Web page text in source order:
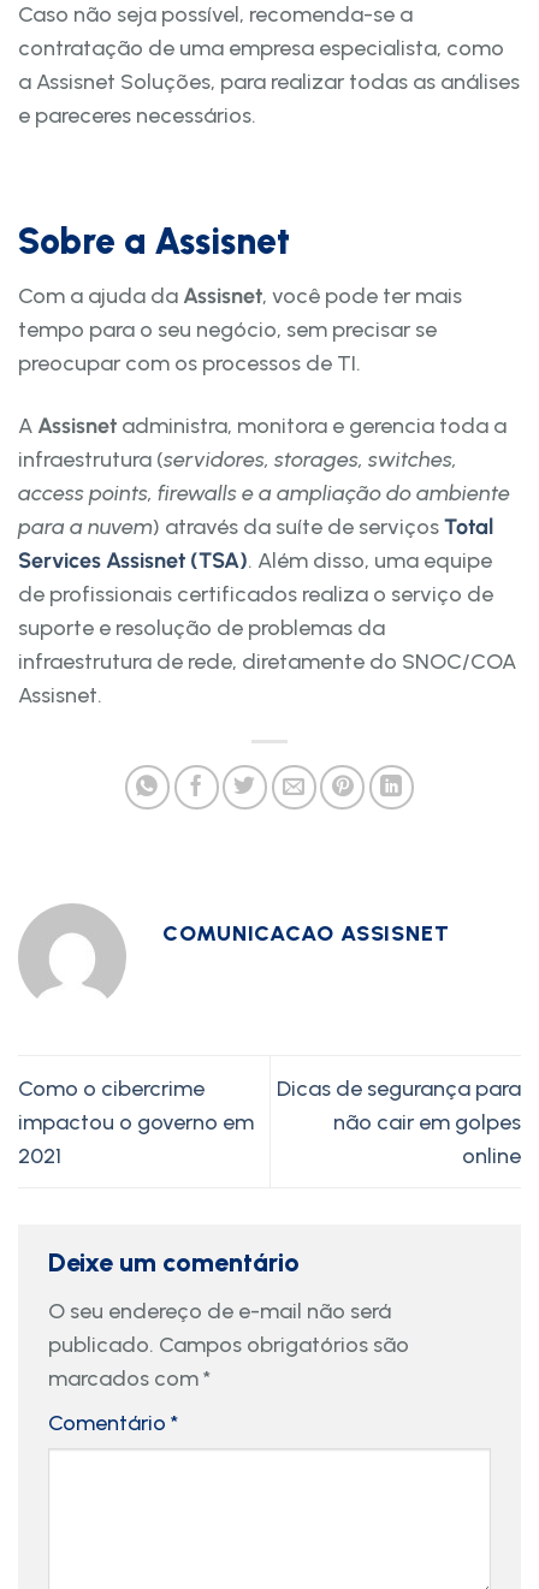
Caso não seja possível, recomenda-se a
contratação de uma empresa especialista, como
a Assisnet Soluções, para realizar todas as análises
e pareceres necessários.
Sobre a Assisnet
Com a ajuda da Assisnet, você pode ter mais
tempo para o seu negócio, sem precisar se
preocupar com os processos de TI.
A Assisnet administra, monitora e gerencia toda a
infraestrutura (servidores, storages, switches,
access points, firewalls e a ampliação do ambiente
para a nuvem) através da suíte de serviçosTotal
Services Assisnet (TSA). Além disso, uma equipe
de profissionais certificados realiza o serviço de
suporte e resolução de problemas da
infraestrutura de rede, diretamente do SNOC/COA
Assisnet.
COMUNICACAO ASSISNET
Como o cibercrime
impactou o governo em
2021
Dicas de segurança para
não cair em golpes
online
Deixe um comentário
O seu endereço de e-mail não será
publicado. Campos obrigatórios são
marcados com*
Comentário *